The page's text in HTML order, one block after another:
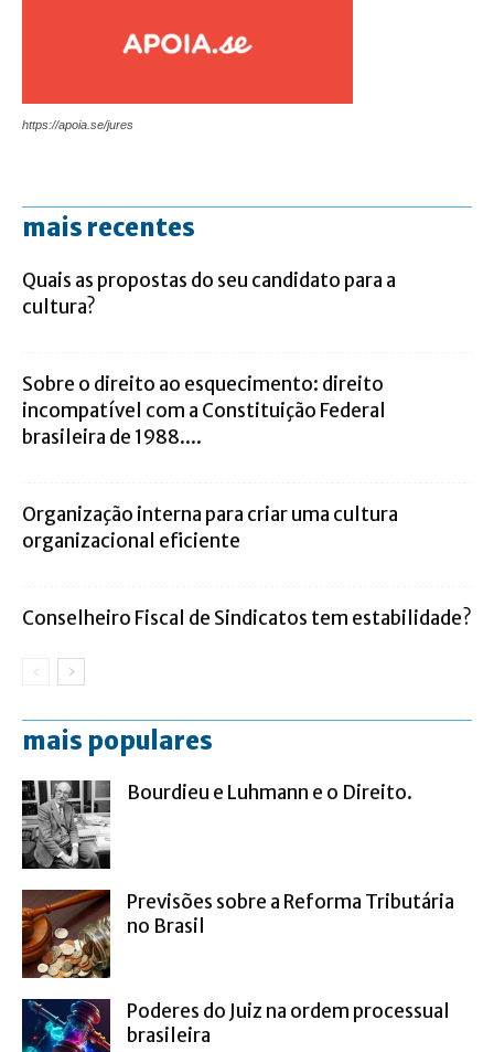
https://apoia.se/jures
mais recentes
Quais as propostas do seu candidato para a
cultura?
Sobre o direito ao esquecimento: direito
incompatível com a Constituição Federal
brasileira de 1988....
Organização interna para criar uma cultura
organizacional eficiente
Conselheiro Fiscal de Sindicatos tem estabilidade?
mais populares
Bourdieu e Luhmann e o Direito.
Previsões sobre a Reforma Tributária
no Brasil
Poderes do Juiz na ordem processual
brasileira